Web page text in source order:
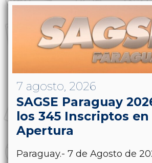
7 agosto, 2026
SAGSE Paraguay
los 345 Inscriptos en
Apertura
Paraguay.- 7 de Agosto de